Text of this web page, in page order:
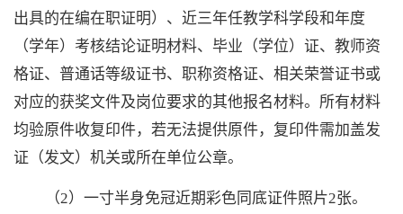
出具的在编在职证明）、近三年任教学科学段和年度
（学年）考核结论证明材料、毕业（学位）证、教师资
格证、普通话等级证书、职称资格证、相关荣誉证书或
对应的获奖文件及岗位要求的其他报名材料。所有材料
均验原件收复印件，若无法提供原件，复印件需加盖发
证（发文）机关或所在单位公章。
（2）一寸半身免冠近期彩色同底证件照片2张。